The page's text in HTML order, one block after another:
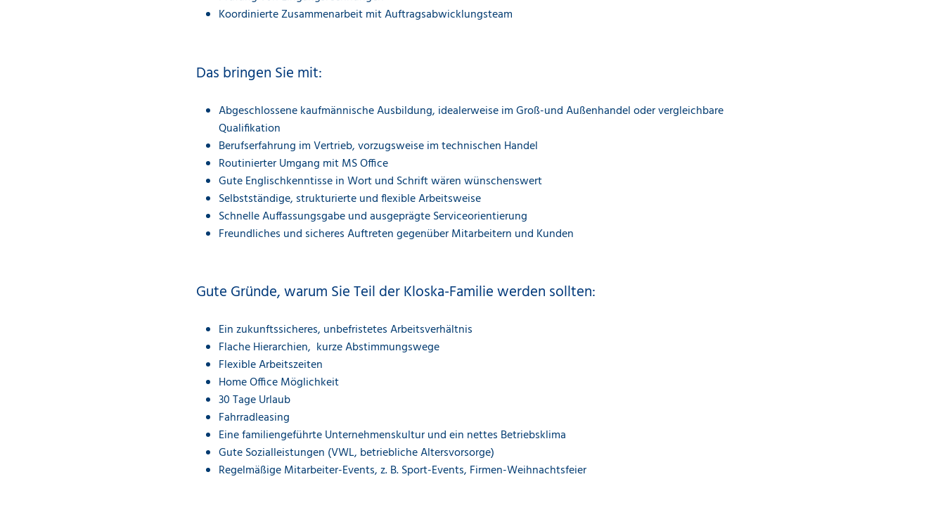
Koordinierte Zusammenarbeit mit Auftragsabwicklungsteam
Das bringen Sie mit:
Abgeschlossene kaufmännische Ausbildung, idealerweise im Groß-und Außenhandel oder vergleichbare
Qualifikation
Berufserfahrung im Vertrieb, vorzugsweise im technischen Handel
Routinierter Umgang mit MS Office
Gute Englischkenntisse in Wort und Schrift wären wünschenswert
Selbstständige, strukturierte und flexible Arbeitsweise
Schnelle Auffassungsgabe und ausgeprägte Serviceorientierung
Freundliches und sicheres Auftreten gegenüber Mitarbeitern und Kunden
Gute Gründe, warum Sie Teil der Kloska-Familie werden sollten:
Ein zukunftssicheres, unbefristetes Arbeitsverhältnis
Flache Hierarchien, kurze Abstimmungswege
Flexible Arbeitszeiten
Home Office Möglichkeit
30 Tage Urlaub
Fahrradleasing
Eine familiengeführte Unternehmenskultur und ein nettes Betriebsklima
Gute Sozialleistungen (VWL, betriebliche Altersvorsorge)
Regelmäßige Mitarbeiter-Events, z. B. Sport-Events, Firmen-Weihnachtsfeier